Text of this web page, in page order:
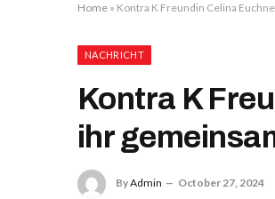
Home » Kontra K Freundin Celina
NACHRICHT
Kontra K
ihr
ByAdmin October 27, 2024